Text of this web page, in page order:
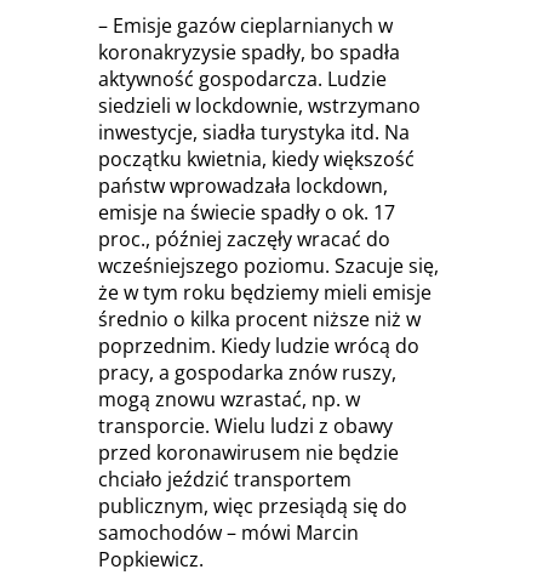
– Emisje gazów cieplarnianych w
koronakryzysie spadły, bo spadła
aktywność gospodarcza. Ludzie
siedzieli w lockdownie, wstrzymano
inwestycje, siadła turystyka itd. Na
początku kwietnia, kiedy większość
państw wprowadzała lockdown,
emisje na świecie spadły o ok. 17
proc., później zaczęły wracać do
wcześniejszego poziomu. Szacuje się,
że w tym roku będziemy mieli emisje
średnio o kilka procent niższe niż w
poprzednim. Kiedy ludzie wrócą do
pracy, a gospodarka znów ruszy,
mogą znowu wzrastać, np. w
transporcie. Wielu ludzi z obawy
przed koronawirusem nie będzie
chciało jeździć transportem
publicznym, więc przesiądą się do
samochodów – mówi Marcin
Popkiewicz.